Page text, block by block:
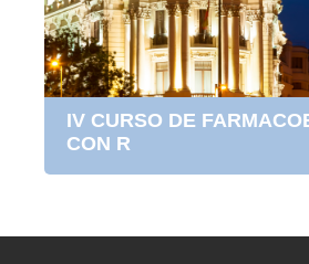
IV CURSO DE
CON R